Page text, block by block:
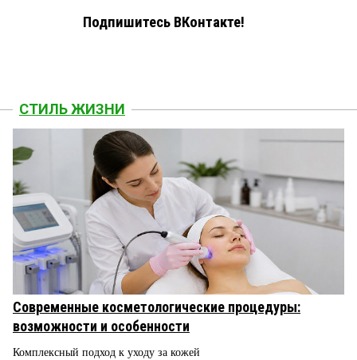
Подпишитесь ВКонтакте!
СТИЛЬ ЖИЗНИ
Современные косметологические процедуры:
возможности и особенности
Комплексный подход к уходу за кожей